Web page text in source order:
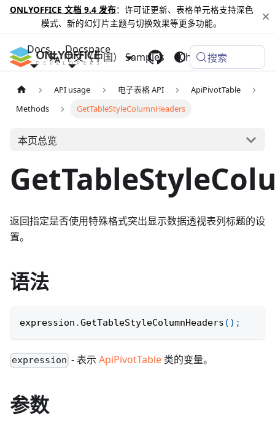
ONLYOFFICE 文档 9.4 发布：许可证更新、表格单元格支持深色
模式、新的幻灯片主题与切换效果等更多功能。
Docs Docspace
Samples Changelog
中文（中国） 搜索
API usage 电子表格 API
ApiPivotTable
Methods
GetTableStyleColumnHeaders
本页总览
返回指定是否使用特殊格式突出显示数据透视表列标题的设
置。
语法
expression .GetTableStyleColumnHeaders ( ) ;
expression - 表示ApiPivotTable 类的变量。
参数